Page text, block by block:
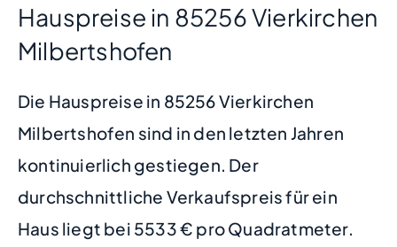
Hauspreise in 85256 Vierkirchen
Milbertshofen
Die Hauspreise in 85256 Vierkirchen
Milbertshofen sind in den letzten Jahren
kontinuierlich gestiegen. Der
durchschnittliche Verkaufspreis für ein
Haus liegt bei 5533 € pro Quadratmeter.